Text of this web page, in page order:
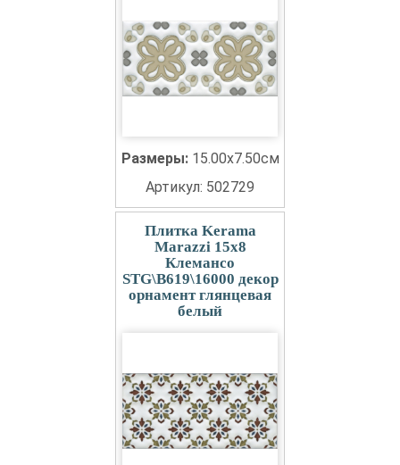
Размеры: 15.00x7.50см
Артикул: 502729
Плитка Kerama
Marazzi 15x8
Клемансо
STG\B619\16000 декор
орнамент глянцевая
белый